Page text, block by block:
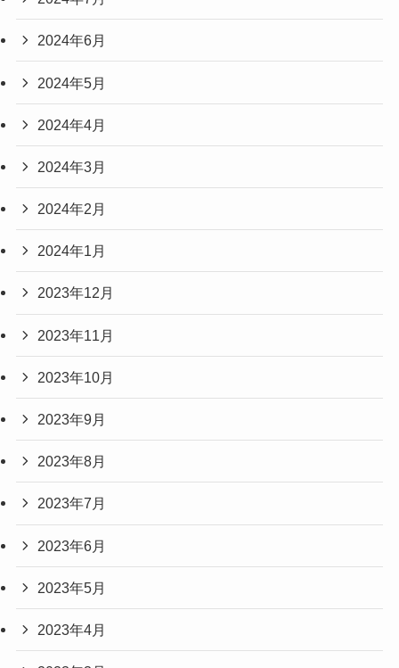
2024年6月
2024年5月
2024年4月
2024年3月
2024年2月
2024年1月
2023年12月
2023年11月
2023年10月
2023年9月
2023年8月
2023年7月
2023年6月
2023年5月
2023年4月